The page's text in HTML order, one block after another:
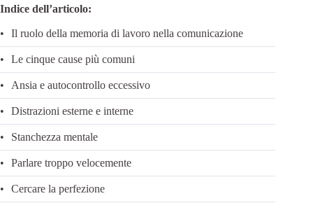
Indice dell’articolo:
Il ruolo della memoria di lavoro nella comunicazione
Le cinque cause più comuni
Ansia e autocontrollo eccessivo
Distrazioni esterne e interne
Stanchezza mentale
Parlare troppo velocemente
Cercare la perfezione